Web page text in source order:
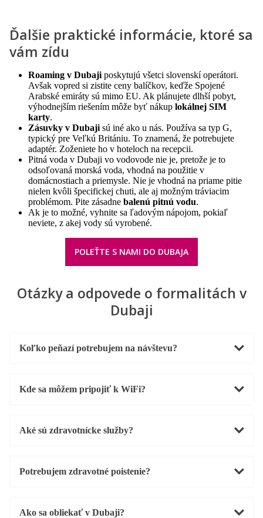
Ďalšie praktické informácie, ktoré sa
vám zídu
Roaming v Dubaji poskytujú všetci slovenskí operátori.
Avšak vopred si zistite ceny balíčkov, keďže Spojené
Arabské emiráty sú mimo EU. Ak plánujete dlhší pobyt,
výhodnejším riešením môže byť nákup lokálnej SIM
karty.
Zásuvky v Dubaji sú iné ako u nás. Používa sa typ G,
typický pre Veľkú Britániu. To znamená, že potrebujete
adaptér. Zoženiete ho v hoteloch na recepcii.
Pitná voda v Dubaji vo vodovode nie je, pretože je to
odsoľovaná morská voda, vhodná na použitie v
domácnostiach a priemysle. Nie je vhodná na priame pitie
nielen kvôli špecifickej chuti, ale aj možným tráviacim
problémom. Pite zásadne balenú pitnú vodu.
Ak je to možné, vyhnite sa ľadovým nápojom, pokiaľ
neviete, z akej vody sú vyrobené.
POLEŤTE S NAMI DO DUBAJA
Otázky a odpovede o formalitách v
Dubaji
Koľko peňazí potrebujem na návštevu?
Kde sa môžem pripojiť k WiFi?
Aké sú zdravotnícke služby?
Potrebujem zdravotné poistenie?
Ako sa obliekať v Dubaji?